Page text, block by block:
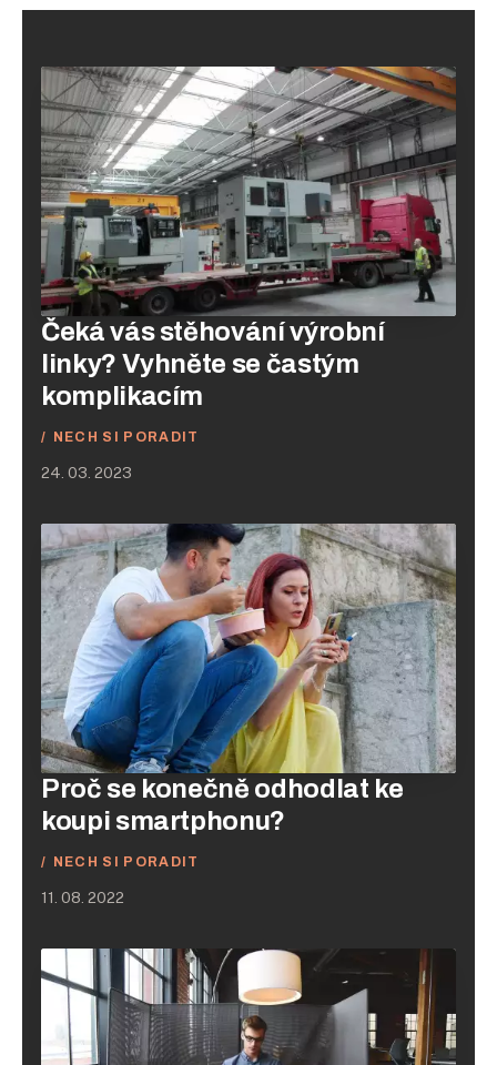
Čeká vás stěhování výrobní
linky? Vyhněte se častým
komplikacím
NECH SI PORADIT
24. 03. 2023
Proč se konečně odhodlat ke
koupi smartphonu?
NECH SI PORADIT
11. 08. 2022